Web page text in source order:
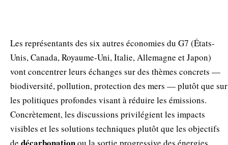
Les représentants des six autres économies du G7 (États-
Unis, Canada, Royaume-Uni, Italie, Allemagne et Japon)
vont concentrer leurs échanges sur des thèmes concrets —
biodiversité, pollution, protection des mers — plutôt que sur
les politiques profondes visant à réduire les émissions.
Concrètement, les discussions privilégient les impacts
visibles et les solutions techniques plutôt que les objectifs